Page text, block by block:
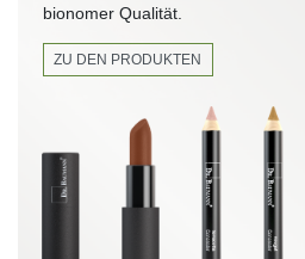
bionomer Qualität.
ZU DEN PRODUKTEN